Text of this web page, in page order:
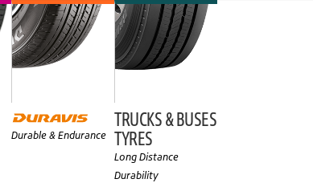
Durable & Endurance
TRUCKS & BUSES
TYRES
Long Distance
Durability